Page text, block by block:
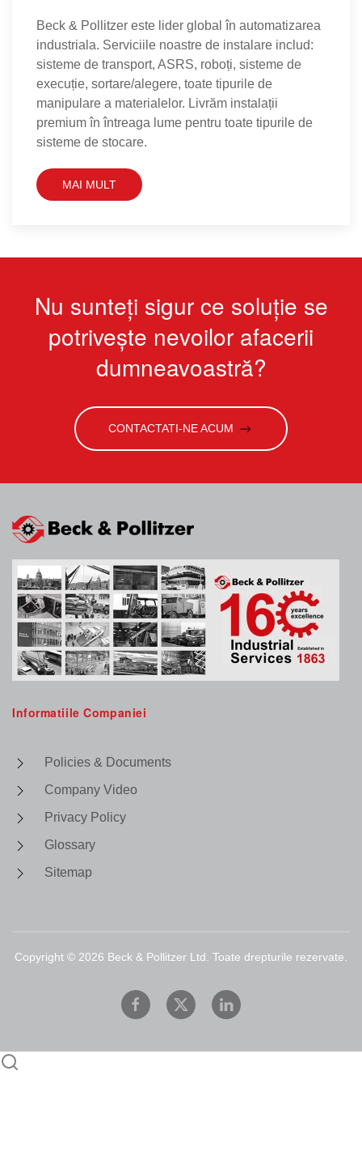
Beck & Pollitzer este lider global în automatizarea
industriala. Serviciile noastre de instalare includ:
sisteme de transport, ASRS, roboți, sisteme de
execuție, sortare/alegere, toate tipurile de
manipulare a materialelor. Livrăm instalații
premium în întreaga lume pentru toate tipurile de
sisteme de stocare.
MAI MULT
Nu sunteți sigur ce soluție se
potrivește nevoilor afacerii
dumneavoastră?
CONTACTATI-NE ACUM
Informatiile Companiei
Policies & Documents
Company Video
Privacy Policy
Glossary
Sitemap
Copyright © 2026 Beck & Pollitzer Ltd. Toate drepturile rezervate.